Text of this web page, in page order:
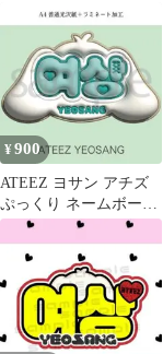
¥900
ATEEZ ヨサン アチズ
ぷっくり ネームボード
オーダー 韓国 文字パネ
ル